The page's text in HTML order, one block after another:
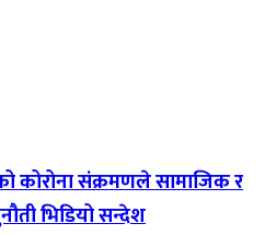
कोरोना संक्रमणले सामाजिक र
भिडियो सन्देश